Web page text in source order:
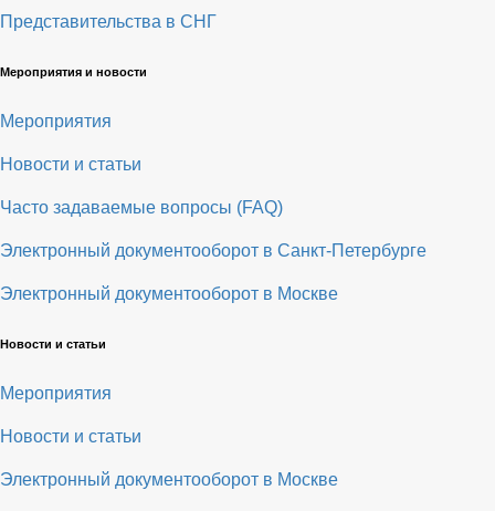
Представительства в СНГ
Мероприятия и новости
Мероприятия
Новости и статьи
Часто задаваемые вопросы (FAQ)
Электронный документооборот в Санкт-Петербурге
Электронный документооборот в Москве
Новости и статьи
Мероприятия
Новости и статьи
Электронный документооборот в Москве